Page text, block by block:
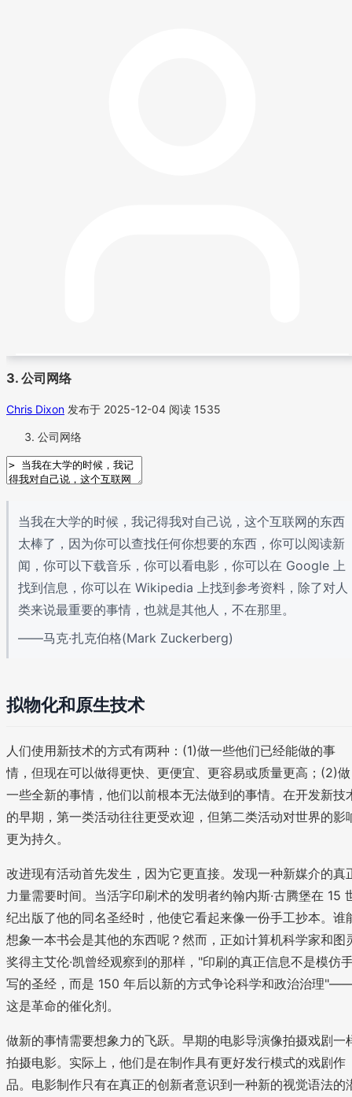
3. 公司网络
Chris Dixon 发布于 2025-12-04 阅读 1535
公司网络
当我在大学的时候，我记得我对自己说，这个互联网的东西
太棒了，因为你可以查找任何你想要的东西，你可以阅读新
闻，你可以下载音乐，你可以看电影，你可以在 Google 上
找到信息，你可以在 Wikipedia 上找到参考资料，除了对人
类来说最重要的事情，也就是其他人，不在那里。
——马克·扎克伯格(Mark Zuckerberg)
拟物化和原生技术
人们使用新技术的方式有两种：(1)做一些他们已经能做的事
情，但现在可以做得更快、更便宜、更容易或质量更高；(2)做
一些全新的事情，他们以前根本无法做到的事情。在开发新技
的早期，第一类活动往往更受欢迎，但第二类活动对世界的影
更为持久。
改进现有活动首先发生，因为它更直接。发现一种新媒介的真
力量需要时间。当活字印刷术的发明者约翰内斯·古腾堡在 15
纪出版了他的同名圣经时，他使它看起来像一份手工抄本。谁
想象一本书会是其他的东西呢？然而，正如计算机科学家和图
奖得主艾伦·凯曾经观察到的那样，"印刷的真正信息不是模仿
写的圣经，而是 150 年后以新的方式争论科学和政治治理
这是革命的催化剂。
做新的事情需要想象力的飞跃。早期的电影导演像拍摄戏剧一
拍摄电影。实际上，他们是在制作具有更好发行模式的戏剧作
品。电影制作只有在真正的创新者意识到一种新的视觉语法的